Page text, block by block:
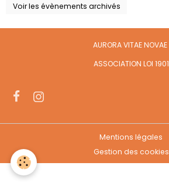
Voir les évènements archivés
AURORA VITAE NOVAE
ASSOCIATION LOI 1901
Mentions légales
Gestion des cookies